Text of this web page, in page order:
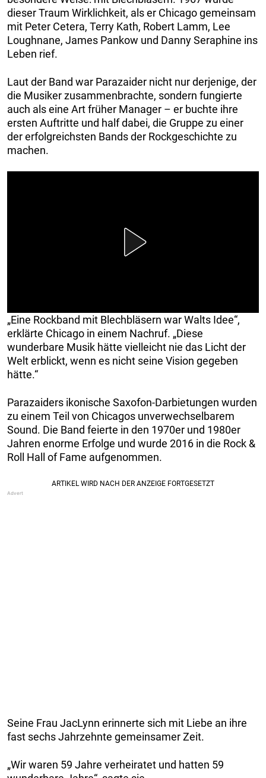
dieser Traum Wirklichkeit, als er Chicago gemeinsam
mit Peter Cetera, Terry Kath, Robert Lamm, Lee
Loughnane, James Pankow und Danny Seraphine ins
Leben rief.
Laut der Band war Parazaider nicht nur derjenige, der
die Musiker zusammenbrachte, sondern fungierte
auch als eine Art früher Manager – er buchte ihre
ersten Auftritte und half dabei, die Gruppe zu einer
der erfolgreichsten Bands der Rockgeschichte zu
machen.
„Eine Rockband mit Blechbläsern war Walts Idee“,
erklärte Chicago in einem Nachruf. „Diese
wunderbare Musik hätte vielleicht nie das Licht der
Welt erblickt, wenn es nicht seine Vision gegeben
hätte.“
Parazaiders ikonische Saxofon-Darbietungen wurden
zu einem Teil von Chicagos unverwechselbarem
Sound. Die Band feierte in den 1970er und 1980er
Jahren enorme Erfolge und wurde 2016 in die Rock &
Roll Hall of Fame aufgenommen.
Seine Frau JacLynn erinnerte sich mit Liebe an ihre
fast sechs Jahrzehnte gemeinsamer Zeit.
„Wir waren 59 Jahre verheiratet und hatten 59